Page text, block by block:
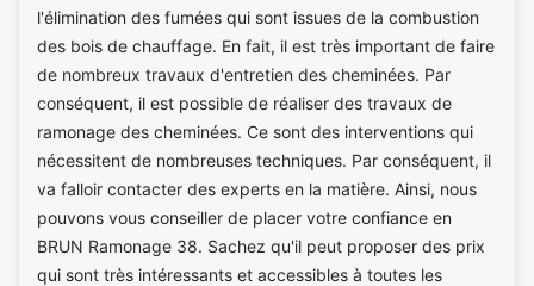
l'élimination des fumées qui sont issues de la combustion
des bois de chauffage. En fait, il est très important de faire
de nombreux travaux d'entretien des cheminées. Par
conséquent, il est possible de réaliser des travaux de
ramonage des cheminées. Ce sont des interventions qui
nécessitent de nombreuses techniques. Par conséquent, il
va falloir contacter des experts en la matière. Ainsi, nous
pouvons vous conseiller de placer votre confiance en
BRUN Ramonage 38. Sachez qu'il peut proposer des prix
qui sont très intéressants et accessibles à toutes les